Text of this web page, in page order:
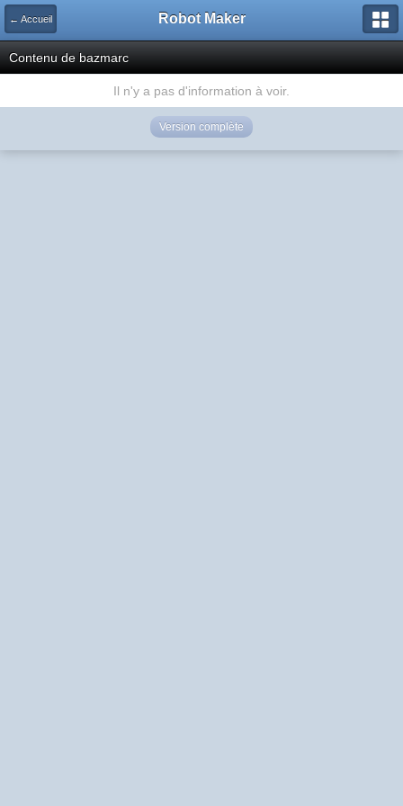
← Accueil Robot Maker
Contenu de bazmarc
Il n'y a pas d'information à voir.
Version complète